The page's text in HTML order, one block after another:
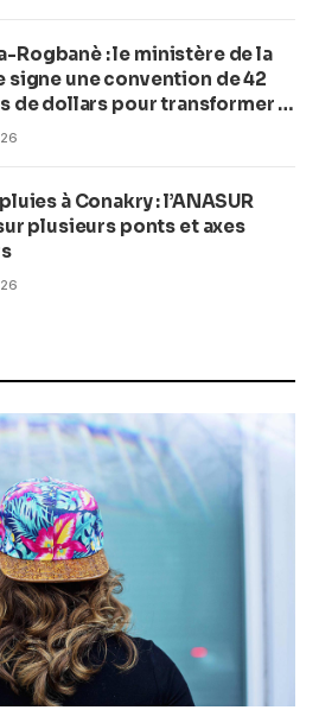
Rogbanè : le ministère de la
signe une convention de 42
de dollars pour transformer la
complexe balnéaire
à Conakry : l’ANASUR
plusieurs ponts et axes